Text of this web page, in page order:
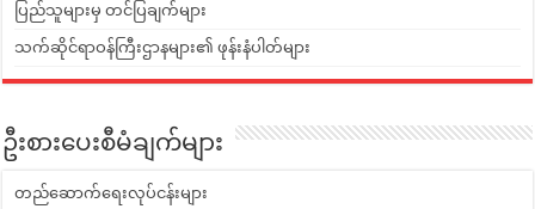
ပြည်သူများမှ တင်ပြချက်များ
သက်ဆိုင်ရာဝန်ကြီးဌာနများ၏ ဖုန်းနံပါတ်များ
ဦးစားပေးစီမံချက်များ
တည်ဆောက်ရေးလုပ်ငန်းများ